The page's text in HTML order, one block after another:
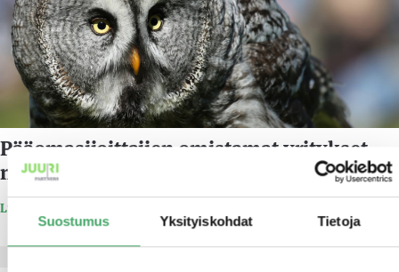
Suostumus Yksityiskohdat Tietoja
Pääomasijoittajien omistamat yritykset
näkyvät arjessa
Lue lisää